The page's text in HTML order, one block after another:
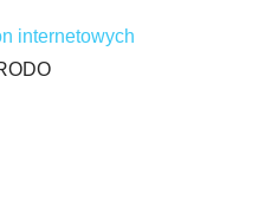
internetowych